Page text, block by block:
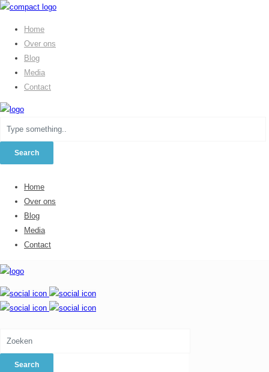
Home
Over ons
Blog
Media
Contact
Home
Over ons
Blog
Media
Contact